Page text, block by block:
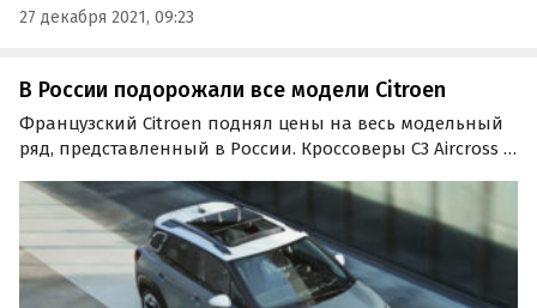
27 декабря 2021, 09:23
В России подорожали все модели Citroen
Французский Citroen поднял цены на весь модельный
ряд, представленный в России. Кроссоверы C3 Aircross и
минивэн SpaceTourer подорожали в начале января на
98 – 138 тысяч рублей.